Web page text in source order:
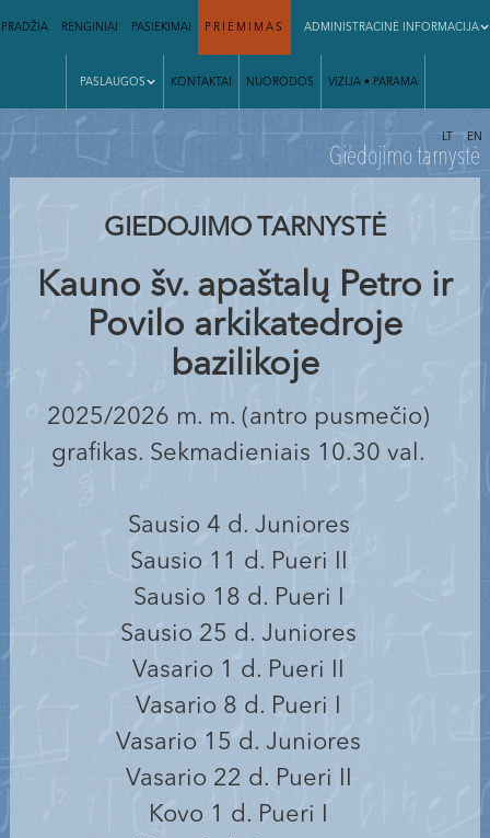
PRADŽIA RENGINIAI PASIEKIMAI PRIĖMIMAS ADMINISTRACINĖ INFORMACIJA
PASLAUGOS KONTAKTAI NUORODOS VIZIJA • PARAMA
| LT EN
Giedojimo tarnystė
GIEDOJIMO TARNYSTĖ
Kauno šv. apaštalų Petro ir
Povilo arkikatedroje
bazilikoje
2025/2026 m. m. (antro pusmečio)
grafikas. Sekmadieniais 10.30 val.
Sausio 4 d. Juniores
Sausio 11 d. Pueri II
Sausio 18 d. Pueri I
Sausio 25 d. Juniores
Vasario 1 d. Pueri II
Vasario 8 d. Pueri I
Vasario 15 d. Juniores
Vasario 22 d. Pueri II
Kovo 1 d. Pueri I